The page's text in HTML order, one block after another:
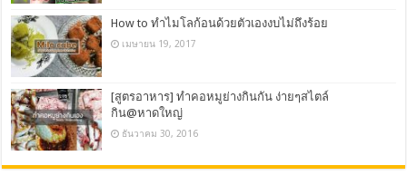
How to ทำไมโลก้อนด้วยตัวเองงบไม่ถึงร้อย
เมษายน 19, 2017
[สูตรอาหาร] ทำคอหมูย่างกินกัน ง่ายๆสไตล์
กิน@หาดใหญ่
ธันวาคม 30, 2016